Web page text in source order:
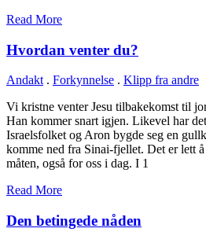
Read More
Hvordan venter du?
Andakt. Forkynnelse . Klipp fra andre
Vi kristne venter Jesu tilbakekomst til
Han kommer snart igjen. Likevel har
Israelsfolket og Aron bygde seg en
komme ned fra Sinai-fjellet. Det er lett
måten, også for oss i dag. I 1
Read More
Den betingede nåden